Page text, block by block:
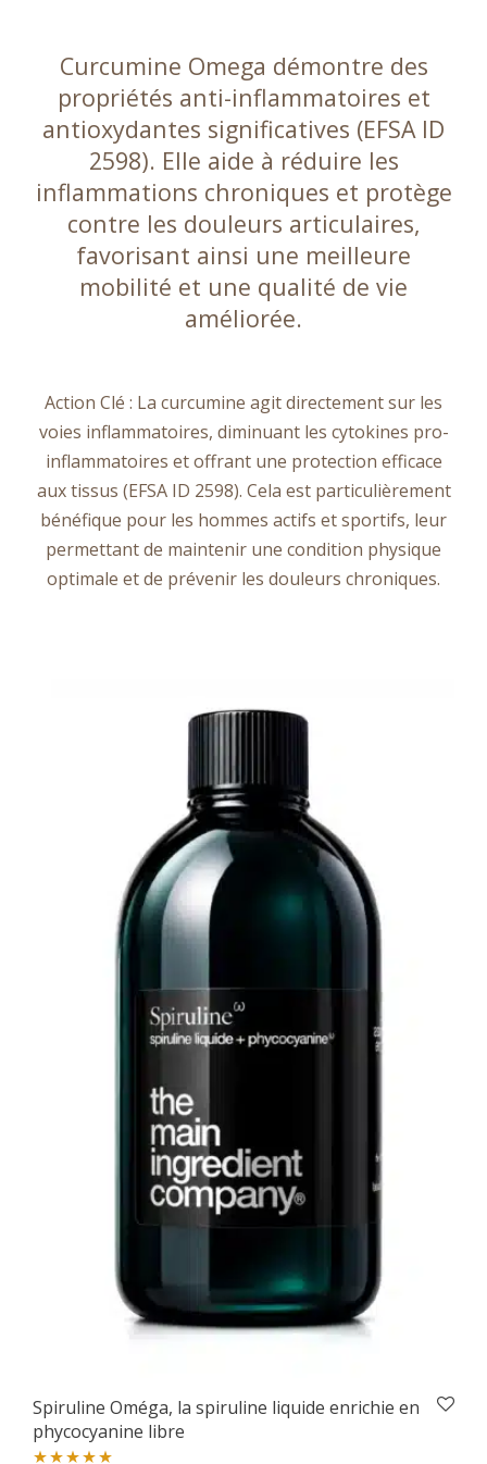
page
produit
Curcumine Omega démontre des
propriétés anti-inflammatoires et
antioxydantes significatives (EFSA ID
2598). Elle aide à réduire les
inflammations chroniques et protège
contre les douleurs articulaires,
favorisant ainsi une meilleure
mobilité et une qualité de vie
améliorée.
Action Clé : La curcumine agit directement sur les
voies inflammatoires, diminuant les cytokines pro-
inflammatoires et offrant une protection efficace
aux tissus (EFSA ID 2598). Cela est particulièrement
bénéfique pour les hommes actifs et sportifs, leur
permettant de maintenir une condition physique
optimale et de prévenir les douleurs chroniques.
Spiruline Oméga, la spiruline liquide enrichie en
phycocyanine libre